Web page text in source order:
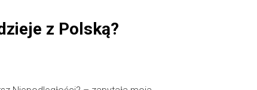
z Polską?